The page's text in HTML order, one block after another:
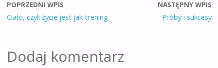
POPRZEDNI WPIS
Ciało, czyli życie jest jak trening
NASTĘPNY WPIS
Próby i sukcesy
Dodaj komentarz